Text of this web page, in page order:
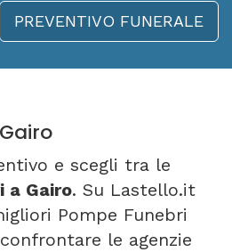
PREVENTIVO FUNERALE
e scegli tra le
a Gairo. Su Lastello.it
Pompe Funebri
le agenzie